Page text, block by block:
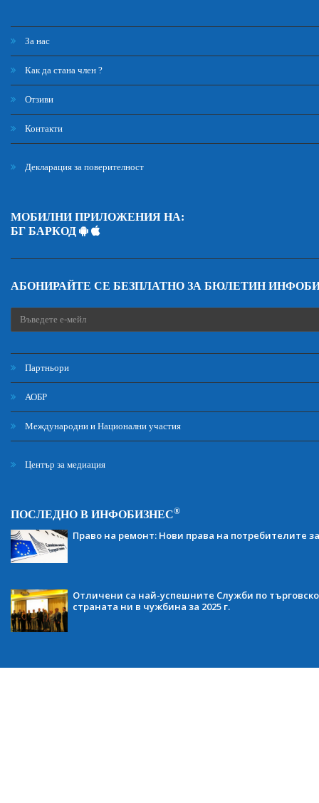
За нас
Как да стана член ?
Отзиви
Контакти
Декларация за поверителност
МОБИЛНИ ПРИЛОЖЕНИЯ НА:
БГ БАРКОД
АБОНИРАЙТЕ СЕ БЕЗПЛАТНО ЗА БЮЛЕТИН
Партньори
АОБР
Международни и Национални участия
Център за медиация
ПОСЛЕДНО В ИНФОБИЗНЕС®
Право на ремонт: Нови права на потребителите
Отличени са най-успешните Служби по
страната ни в чужбина за 2025 г.